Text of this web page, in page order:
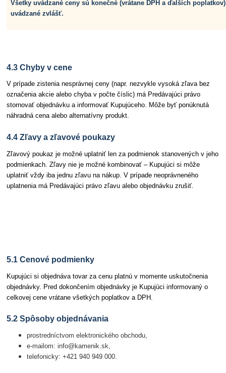
Všetky uvádzané ceny sú konečné (vrátane DPH a ďalších
uvádzané zvlášť.
4.3 Chyby v cene
V prípade zistenia nesprávnej ceny (napr. nezvykle vysoká zľava bez
označenia akcie alebo chyba v počte číslic) má Predávajúci právo
stornovať objednávku a informovať Kupujúceho. Môže byť ponúknutá
náhradná cena alebo alternatívny produkt.
4.4 Zľavy a zľavové poukazy
Zľavový poukaz je možné uplatniť len za podmienok stanovených v jeho
podmienkach. Zľavy nie je možné kombinovať – Kupujúci si môže
uplatniť vždy iba jednu zľavu na nákup. V prípade neoprávneného
uplatnenia má Predávajúci právo zľavu alebo objednávku zrušiť.
5.1 Cenové podmienky
Kupujúci si objednáva tovar za cenu platnú v momente uskutočnenia
objednávky. Pred dokončením objednávky je Kupujúci informovaný o
celkovej cene vrátane všetkých poplatkov a DPH.
5.2 Spôsoby objednávania
prostredníctvom elektronického obchodu,
e-mailom: info@kamenik.sk,
telefonicky: +421 940 949 000.